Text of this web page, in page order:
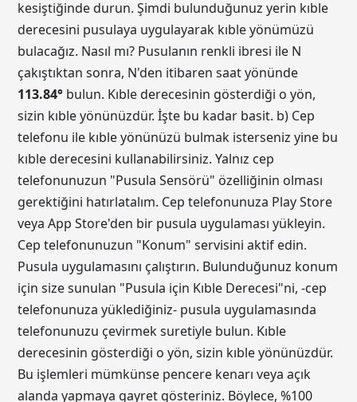
kesiştiğinde durun. Şimdi bulunduğunuz yerin kıble
derecesini pusulaya uygulayarak kıble yönümüzü
bulacağız. Nasıl mı? Pusulanın renkli ibresi ile N
çakıştıktan sonra, N'den itibaren saat yönünde
113.84° bulun. Kıble derecesinin gösterdiği o yön,
sizin kıble yönünüzdür. İşte bu kadar basit. b) Cep
telefonu ile kıble yönünüzü bulmak isterseniz yine bu
kıble derecesini kullanabilirsiniz. Yalnız cep
telefonunuzun "Pusula Sensörü" özelliğinin olması
gerektiğini hatırlatalım. Cep telefonunuza Play Store
veya App Store'den bir pusula uygulaması yükleyin.
Cep telefonunuzun "Konum" servisini aktif edin.
Pusula uygulamasını çalıştırın. Bulunduğunuz konum
için size sunulan "Pusula için Kıble Derecesi"ni, -cep
telefonunuza yüklediğiniz- pusula uygulamasında
telefonunuzu çevirmek suretiyle bulun. Kıble
derecesinin gösterdiği o yön, sizin kıble yönünüzdür.
Bu işlemleri mümkünse pencere kenarı veya açık
alanda yapmaya gayret gösteriniz. Böylece, %100